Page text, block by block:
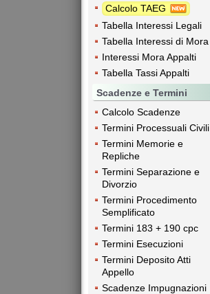
Calcolo TAEG
Tabella Interessi Legali
Tabella Interessi di Mora
Interessi Mora Appalti
Tabella Tassi Appalti
Scadenze e Termini
Calcolo Scadenze
Termini Processuali Civili
Termini Memorie e
Repliche
Termini Separazione e
Divorzio
Termini Procedimento
Semplificato
Termini 183 + 190 cpc
Termini Esecuzioni
Termini Deposito Atti
Appello
Scadenze Impugnazioni